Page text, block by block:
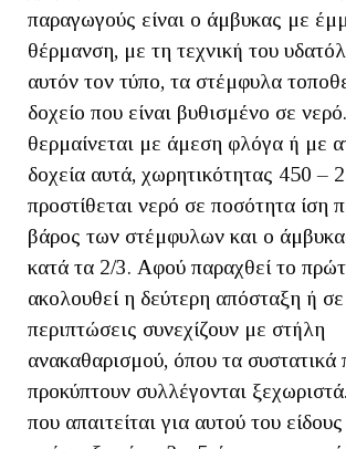
παραγωγούς είναι ο άμβυκας με
θέρμανση, με τη τεχνική του
αυτόν τον τύπο, τα στέμφυλα
δοχείο που είναι βυθισμένο σε
θερμαίνεται με άμεση φλόγα ή με
δοχεία αυτά, χωρητικότητας 450 –
προστίθεται νερό σε ποσότητα ίση
βάρος των στέμφυλων και ο
κατά τα 2/3. Αφού παραχθεί το
ακολουθεί η δεύτερη απόσταξη ή
περιπτώσεις συνεχίζουν με στήλη
ανακαθαρισμού, όπου τα συστατικά
προκύπτουν συλλέγονται
που απαιτείται για αυτού του